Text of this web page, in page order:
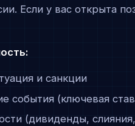
Если у вас открыта
и санкции
события (ключевая
(дивиденды,